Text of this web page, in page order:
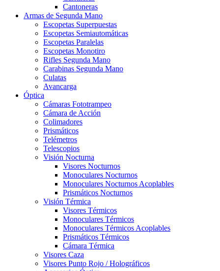
Cantoneras
Armas de Segunda Mano
Escopetas Superpuestas
Escopetas Semiautomáticas
Escopetas Paralelas
Escopetas Monotiro
Rifles Segunda Mano
Carabinas Segunda Mano
Culatas
Avancarga
Óptica
Cámaras Fototrampeo
Cámara de Acción
Colimadores
Prismáticos
Telémetros
Telescopios
Visión Nocturna
Visores Nocturnos
Monoculares Nocturnos
Monoculares Nocturnos Acoplables
Prismáticos Nocturnos
Visión Térmica
Visores Térmicos
Monoculares Térmicos
Monoculares Térmicos Acoplables
Prismáticos Térmicos
Cámara Térmica
Visores Caza
Visores Punto Rojo / Holográficos